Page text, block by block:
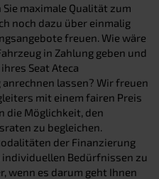
maximale Qualität zum
noch dazu über einmalig
freuen. Wie wäre
in Zahlung geben und
Seat Ateca
lassen? Wir freuen
mit einem fairen Preis
die Möglichkeit, den
zu begleichen.
der Finanzierung
Bedürfnissen zu
wenn es darum geht Ihnen